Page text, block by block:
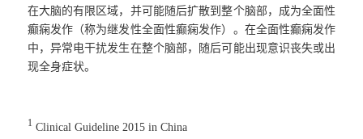
在大脑的有限区域，并可能随后扩散到整个脑部，成为全面性
癫痫发作（称为继发性全面性癫痫发作）。在全面性癫痫发作
中，异常电干扰发生在整个脑部，随后可能出现意识丧失或出
现全身症状。
1 Clinical Guideline 2015 in China